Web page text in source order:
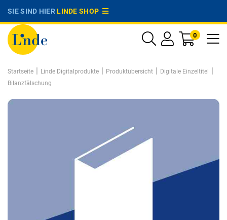
SIE SIND HIERLINDE SHOP
0
Startseite | Linde Digitalprodukte | Produktübersicht | Digitale Einzeltitel |
Bilanzfälschung